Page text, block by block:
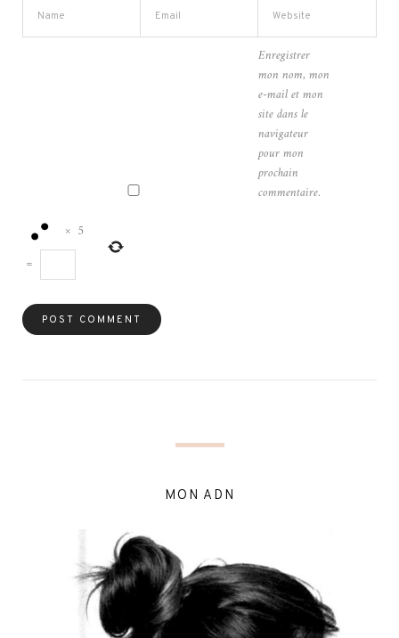
Enregistrer
mon nom, mon
e-mail et mon
site dans le
navigateur
pour mon
prochain
commentaire.
× 5
=
MON ADN